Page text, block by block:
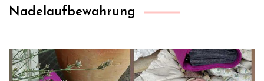
Nadelaufbewahrung